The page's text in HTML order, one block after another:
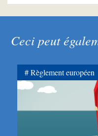
Ceci peut
Règlement européen